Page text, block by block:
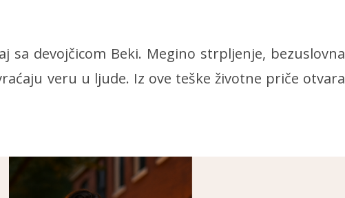
sa devojčicom Beki. Megino strpljenje, bezuslovna
veru u ljude. Iz ove teške životne priče otvara